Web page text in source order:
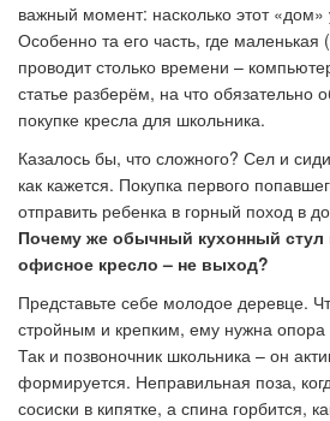
важный момент: насколько этот
Особенно та его часть, где маленькая
проводит столько времени –
статье разберём, на что обязательно
покупке кресла для школьника.
Казалось бы, что сложного? Сел и
как кажется. Покупка первого
отправить ребенка в горный поход в
Почему же обычный кухонный
офисное кресло – не выход?
Представьте себе молодое деревце.
стройным и крепким, ему нужна
Так и позвоночник школьника – он
формируется. Неправильная поза,
сосиски в кипятке, а спина горбится,